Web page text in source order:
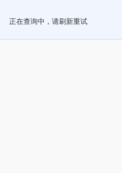
正在查询中，请刷新重试